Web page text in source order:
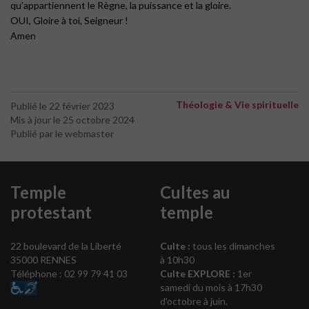
qu’appartiennent le Règne, la puissance et la gloire.
OUI, Gloire à toi, Seigneur !
Amen
Publié le 22 février 2023
Mis à jour le 25 octobre 2024
Publié par le webmaster
Théologie & Vie spirituelle
Temple
protestant
22 boulevard de la Liberté
35000 RENNES
Téléphone : 02 99 79 41 03
Cultes au
temple
Culte : tous les dimanches
à 10h30
Culte EXPLORE : 1er
samedi du mois à 17h30
d’octobre à juin.